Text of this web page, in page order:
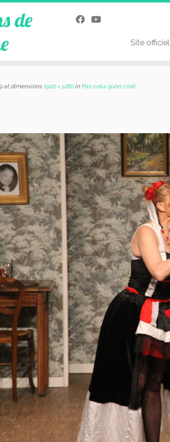
de
Site officiel
at dimensions1920 × 1280inPas celui qu’on croit.